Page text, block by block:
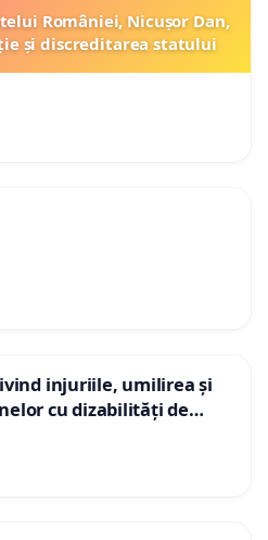
României, Nicușor Dan,
și discreditarea statului
injuriile, umilirea și
cu dizabilități de
„Gorici”